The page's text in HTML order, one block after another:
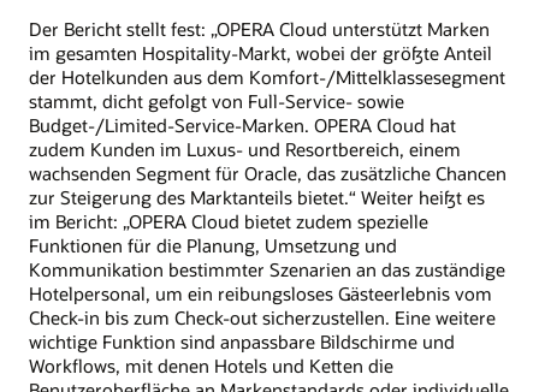
Der Bericht stellt fest: „OPERA Cloud unterstützt Marken
im gesamten Hospitality-Markt, wobei der größte Anteil
der Hotelkunden aus dem Komfort-/Mittelklassesegment
stammt, dicht gefolgt von Full-Service- sowie
Budget-/Limited-Service-Marken. OPERA Cloud hat
zudem Kunden im Luxus- und Resortbereich, einem
wachsenden Segment für Oracle, das zusätzliche Chancen
zur Steigerung des Marktanteils bietet.“ Weiter heißt es
im Bericht: „OPERA Cloud bietet zudem spezielle
Funktionen für die Planung, Umsetzung und
Kommunikation bestimmter Szenarien an das zuständige
Hotelpersonal, um ein reibungsloses Gästeerlebnis vom
Check-in bis zum Check-out sicherzustellen. Eine weitere
wichtige Funktion sind anpassbare Bildschirme und
Workflows, mit denen Hotels und Ketten die